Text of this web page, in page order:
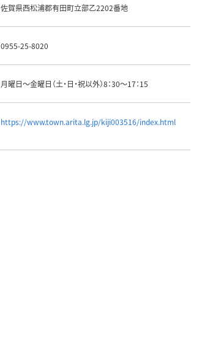
佐賀県西松浦郡有田町立部乙2202番地
0955-25-8020
月曜日～金曜日（土・日・祝以外）8：30～17：15
https://www.town.arita.lg.jp/kiji003516/index.html